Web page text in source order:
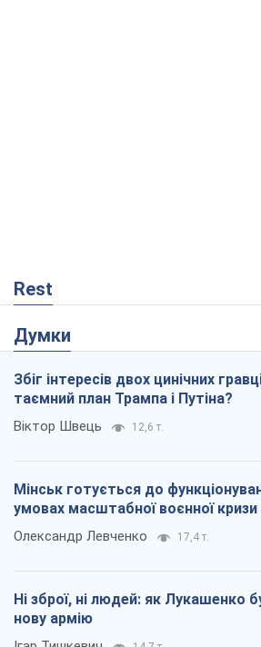
Rest
Думки
Збіг інтересів двох цинічних
таємний план Трампа і Путіна?
Віктор Швець 12,6 т.
Мінськ готується до
умовах масштабної воєнної кризи
Олександр Левченко 17,4 т.
Ні зброї, ні людей: як Лукашенко
нову армію